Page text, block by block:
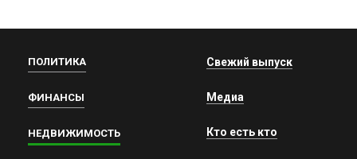
ПОЛИТИКА
ФИНАНСЫ
НЕДВИЖИМОСТЬ
Свежий выпуск
Медиа
Кто есть кто